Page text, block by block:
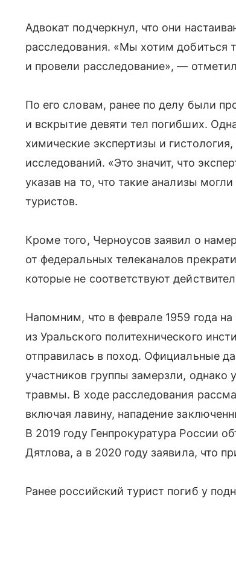
Адвокат подчеркнул, что они
расследования. «Мы хотим добиться
и провели расследование», —
По его словам, ранее по делу были
и вскрытие девяти тел погибших.
химические экспертизы и
исследований. «Это значит, что
указав на то, что такие анализы
туристов.
Кроме того, Черноусов заявил о
от федеральных телеканалов
которые не соответствуют
Напомним, что в феврале 1959 года
из Уральского политехнического
отправилась в поход. Официальные
участников группы замерзли,
травмы. В ходе расследования
включая лавину, нападение
В 2019 году Генпрокуратура России
Дятлова, а в 2020 году заявила, что
Ранее российский турист погиб у